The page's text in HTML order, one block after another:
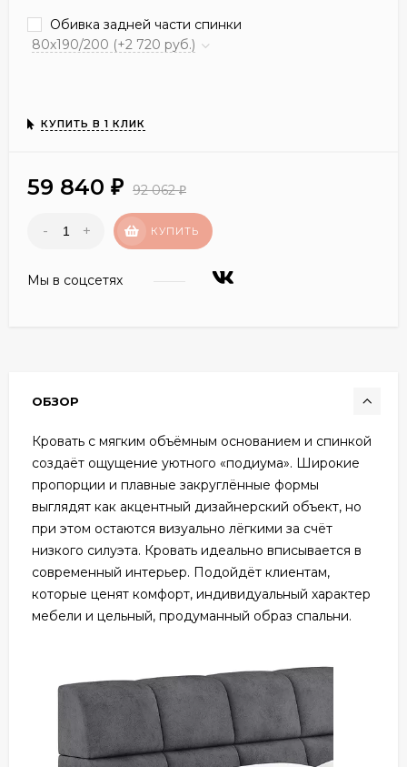
Обивка задней части спинки
80х190/200 (+2 720 руб.)
КУПИТЬ В 1 КЛИК
59 840 ₽ 92 062₽
- + КУПИТЬ
Мы в соцсетях
ОБЗОР
Кровать с мягким объёмным основанием и спинкой
создаёт ощущение уютного «подиума». Широкие
пропорции и плавные закруглённые формы
выглядят как акцентный дизайнерский объект, но
при этом остаются визуально лёгкими за счёт
низкого силуэта. Кровать идеально вписывается в
современный интерьер. Подойдёт клиентам,
которые ценят комфорт, индивидуальный характер
мебели и цельный, продуманный образ спальни.